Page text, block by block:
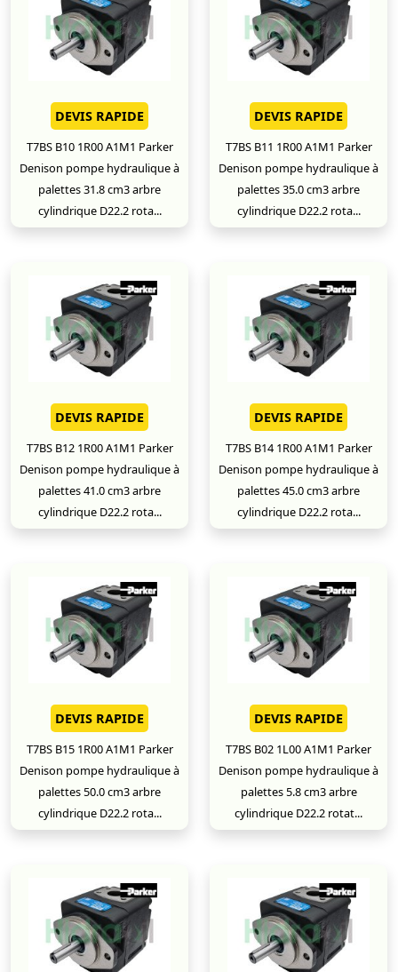
DEVIS RAPIDE
T7BS B10 1R00 A1M1 Parker
Denison pompe hydraulique à
palettes 31.8 cm3 arbre
cylindrique D22.2 rota...
DEVIS RAPIDE
T7BS B11 1R00 A1M1 Parker
Denison pompe hydraulique à
palettes 35.0 cm3 arbre
cylindrique D22.2 rota...
DEVIS RAPIDE
T7BS B12 1R00 A1M1 Parker
Denison pompe hydraulique à
palettes 41.0 cm3 arbre
cylindrique D22.2 rota...
DEVIS RAPIDE
T7BS B14 1R00 A1M1 Parker
Denison pompe hydraulique à
palettes 45.0 cm3 arbre
cylindrique D22.2 rota...
DEVIS RAPIDE
T7BS B15 1R00 A1M1 Parker
Denison pompe hydraulique à
palettes 50.0 cm3 arbre
cylindrique D22.2 rota...
DEVIS RAPIDE
T7BS B02 1L00 A1M1 Parker
Denison pompe hydraulique à
palettes 5.8 cm3 arbre
cylindrique D22.2 rotat...